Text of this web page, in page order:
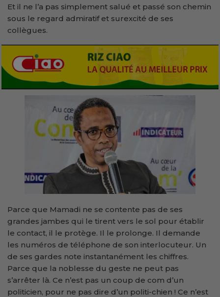
Et il ne l’a pas simplement salué et passé son chemin
sous le regard admiratif et surexcité de ses
collègues.
Parce que Mamadi ne se contente pas de ses
grandes jambes qui le tirent vers le sol pour établir
le contact, il le protège. Il le prolonge. Il demande
les numéros de téléphone de son interlocuteur. Un
de ses gardes note instantanément les chiffres.
Parce que la noblesse du geste ne peut pas
s’arrêter là. Ce n’est pas un coup de com d’un
politicien, pour ne pas dire d’un politi-chien ! Ce n’est